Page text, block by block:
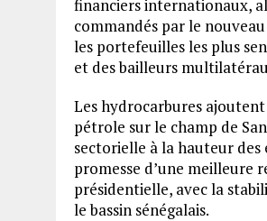
financiers internationaux,
commandés par le
les portefeuilles les plus
et des bailleurs
Les hydrocarbures
pétrole sur le champ de
sectorielle à la hauteur
promesse d’une meilleure
présidentielle, avec la
le bassin sénégalais.